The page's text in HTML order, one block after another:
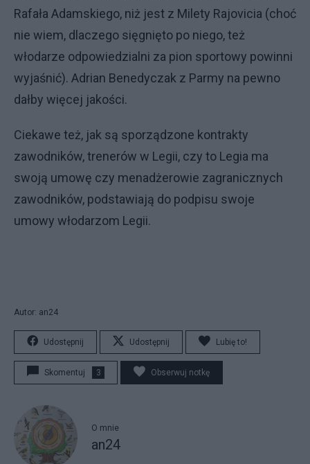
Rafała Adamskiego, niż jest z Milety Rajovicia (choć
nie wiem, dlaczego sięgnięto po niego, też
włodarze odpowiedzialni za pion sportowy powinni
wyjaśnić). Adrian Benedyczak z Parmy na pewno
dałby więcej jakości.
Ciekawe też, jak są sporządzone kontrakty
zawodników, trenerów w Legii, czy to Legia ma
swoją umowę czy menadżerowie zagranicznych
zawodników, podstawiają do podpisu swoje
umowy włodarzom Legii.
Autor: an24
Udostępnij Udostępnij Lubię to!
Skomentuj 3 Obserwuj notkę
O mnie
an24